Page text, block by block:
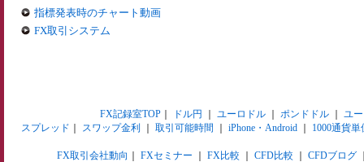
指標発表時のチャート動画
FX取引システム
FX記録室TOP｜ ドル円 ユーロドル｜ ポンドドル｜ ユ
スプレッド
スワップ金利 取引可能時間 iPhone・Android 1000通貨単
FX取引会社動向 FXセミナー FX比較 CFD比較 CFDブログ